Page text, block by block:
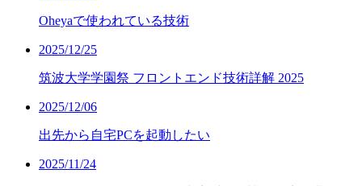
Oheyaで使われている技術
2025/12/25
筑波大学学園祭 フロントエンド技術詳解 2025
2025/12/06
出先から自宅PCを起動したい
2025/11/24